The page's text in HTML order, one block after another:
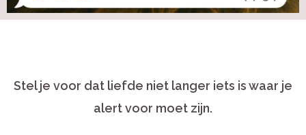
Stel je voor dat liefde niet langer iets is waar je
alert voor moet zijn.